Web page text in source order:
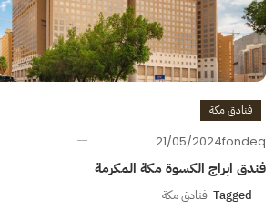
فنادق مكة
21/05/2024fondeq
فندق ابراج الكسوة مكة المكرمة
Tagged فنادق مكة